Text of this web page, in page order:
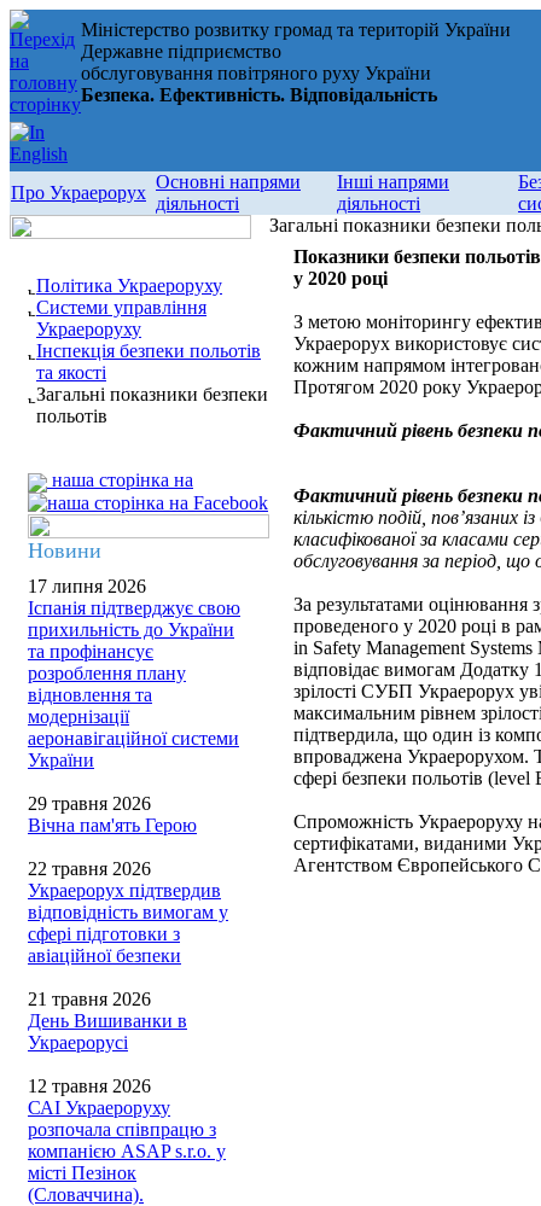
Міністерство розвитку громад та територій України
Державне підприємство
обслуговування повітряного руху України
Безпека. Ефективність. Відповідальність
Про Украерорух
Основні напрями
діяльності
Інші напрями
діяльності
Політика Украероруху
Системи управління
Украероруху
Інспекція безпеки польотів
та якості
Загальні показники безпеки
польотів
наша сторінка на
Новини
17 липня 2026
Іспанія підтверджує свою
прихильність до України
та профінансує
розроблення плану
відновлення та
модернізації
аеронавігаційної системи
України
29 травня 2026
Вічна пам'ять Герою
22 травня 2026
Украерорух підтвердив
відповідність вимогам у
сфері підготовки з
авіаційної безпеки
21 травня 2026
День Вишиванки в
Украерорусі
12 травня 2026
САІ Украероруху
розпочала співпрацю з
компанією ASAP s.r.o. у
місті Пезінок
(Словаччина).
Загальні показники безпеки
Показники безпеки
у 2020 році
З метою моніторингу
Украерорух використовує
кожним напрямом
Протягом 2020 року
Фактичний рівень безпеки
Фактичний рівень безпеки
кількістю подій, пов’язаних
класифікованої за класами
обслуговування за період, що
За результатами оцінювання
проведеного у 2020 році в
in Safety Management
відповідає вимогам Додатку
зрілості СУБП Украерорух
максимальним рівнем
підтвердила, що один із
впроваджена Украерорухом.
сфері безпеки польотів (level
Спроможність Украероруху
сертифікатами, виданими
Агентством Європейського